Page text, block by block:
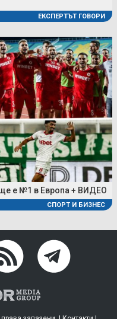
ЕКСПЕРТЪТ ГОВОРИ
е №1 в Европа + ВИДЕО
СПОРТ И БИЗНЕС